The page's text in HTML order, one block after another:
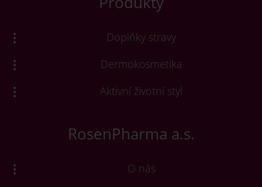
Doplňky stravy
Dermokosmetika
Aktivní životní styl
RosenPharma a.s.
O nás